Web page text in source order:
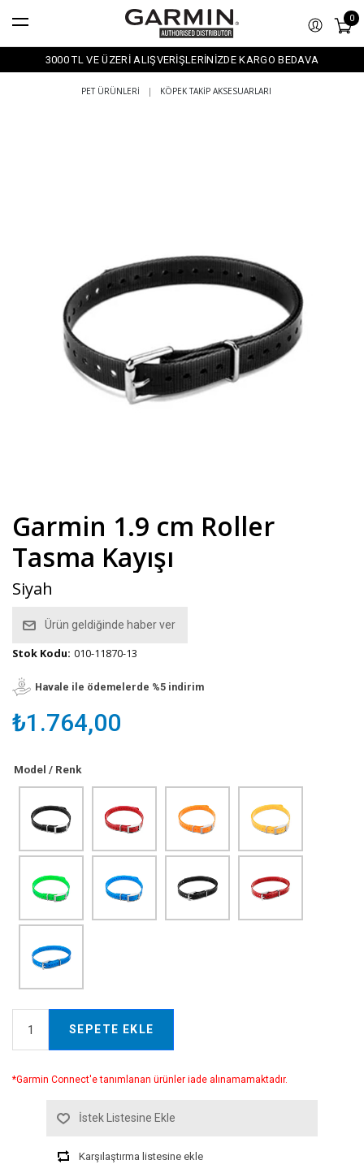
0
3000 TL VE ÜZERİ ALIŞVERİŞLERİNİZDE KARGO BEDAVA
PET ÜRÜNLERI | KÖPEK TAKIP AKSESUARLARI
Garmin 1.9 cm Roller
Tasma Kayışı
Siyah
Ürün geldiğinde haber ver
Stok Kodu: 010-11870-13
Havale ile ödemelerde %5 indirim
₺1.764,00
Model / Renk
SEPETE EKLE
*Garmin Connect'e tanımlanan ürünler iade alınamamaktadır.
İstek Listesine Ekle
Karşılaştırma listesine ekle